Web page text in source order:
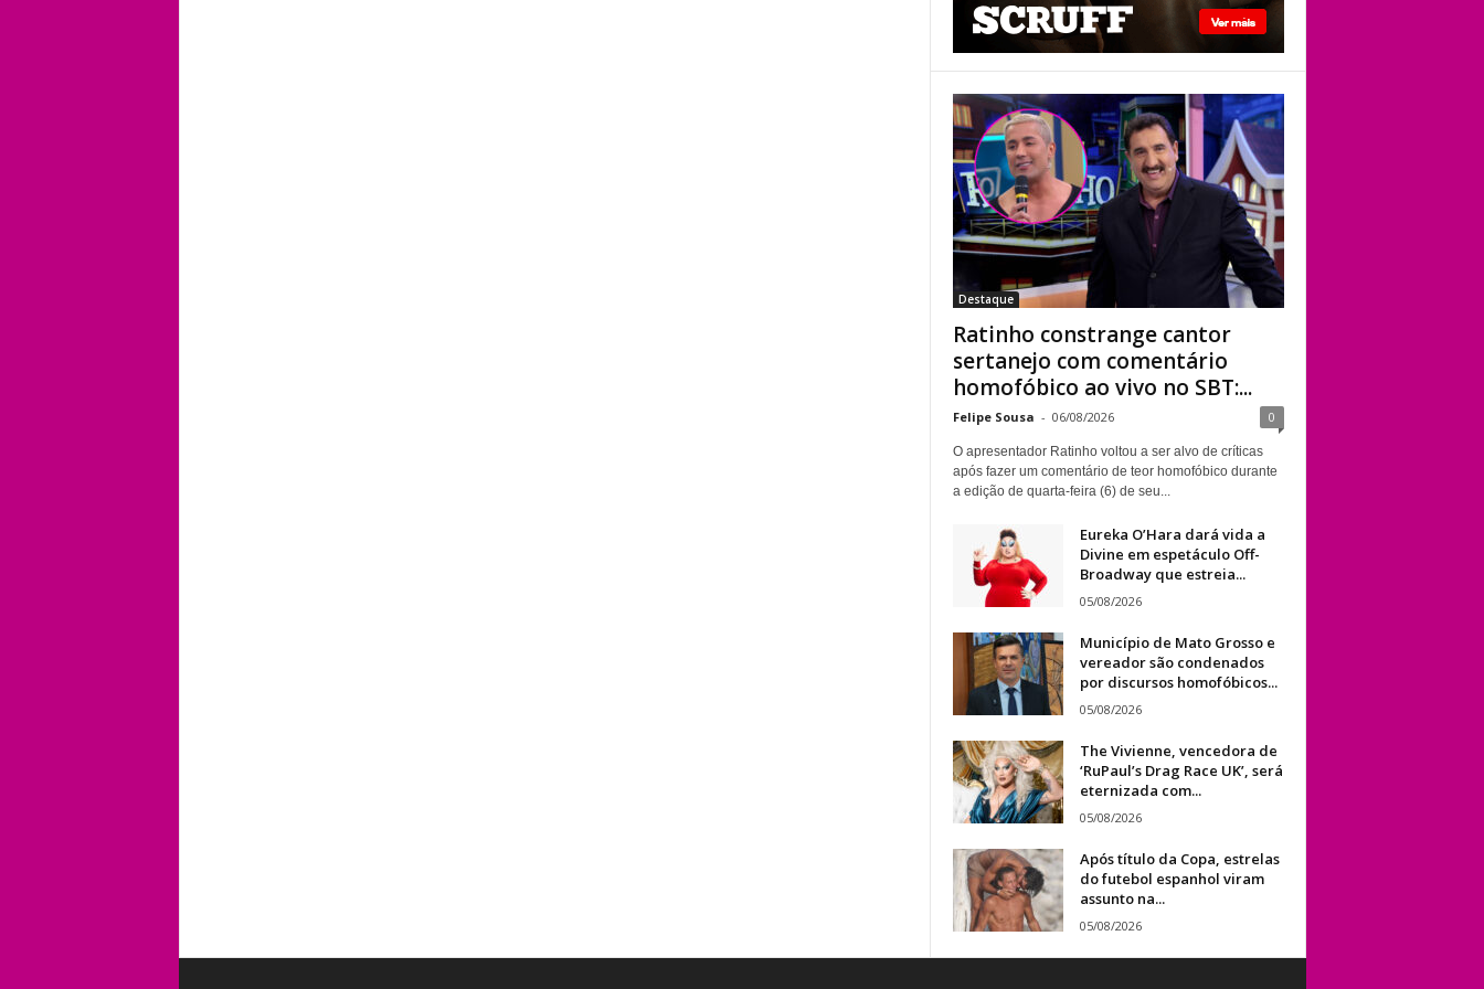
fotos “românticas”
em iate
Ratinho constrange
cantor sertanejo
com comentário
homofóbico ao vivo
no SBT: “Você está
com uma cara de
viado”
Destaque
Ratinho constrange cantor
sertanejo com comentário
homofóbico ao vivo no SBT:...
Felipe Sousa - 06/08/2026 0
O apresentador Ratinho voltou a ser alvo de críticas
após fazer um comentário de teor homofóbico durante
a edição de quarta-feira (6) de seu...
Eureka O’Hara dará vida a
Divine em espetáculo Off-
Broadway que estreia...
05/08/2026
Município de Mato Grosso e
vereador são condenados
por discursos homofóbicos...
05/08/2026
The Vivienne, vencedora de
‘RuPaul’s Drag Race UK’, será
eternizada com...
05/08/2026
Após título da Copa, estrelas
do futebol espanhol viram
assunto na...
05/08/2026